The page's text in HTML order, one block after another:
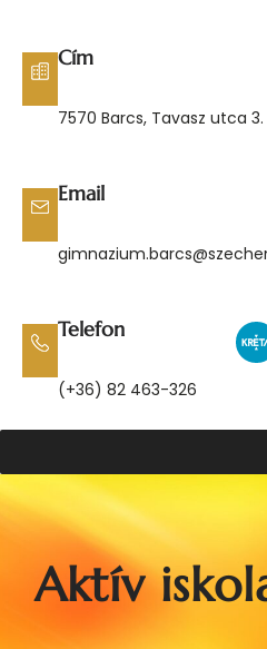
tartalomhoz
Cím
7570 Barcs, Tavasz utca 3.
Email
Telefon
(+36) 82 463-326
Aktív